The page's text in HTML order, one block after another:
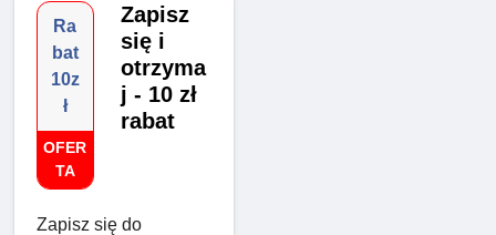
Ra
bat
10z
ł
OFER
TA
Zapisz
się i
otrzyma
j - 10 zł
rabat
Zapisz się do